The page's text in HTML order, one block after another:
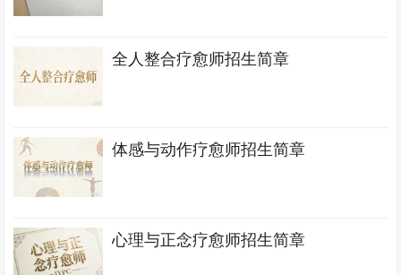
全人整合疗愈师招生简章
体感与动作疗愈师招生简章
心理与正念疗愈师招生简章